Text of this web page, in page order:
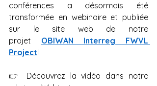
conférences a désormais été
transformée en webinaire et publiée
sur le site web de notre
projet
OBIWAN Interreg FWVL
Project!
👉 Découvrez la vidéo dans notre